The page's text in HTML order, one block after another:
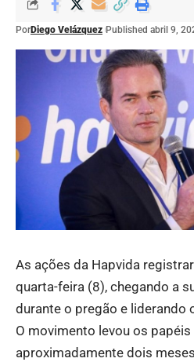
PorDiego Velázquez Published abril 9,
As ações da Hapvida
quarta-feira (8), chegando a
durante o pregão e liderando
O movimento levou os
aproximadamente dois